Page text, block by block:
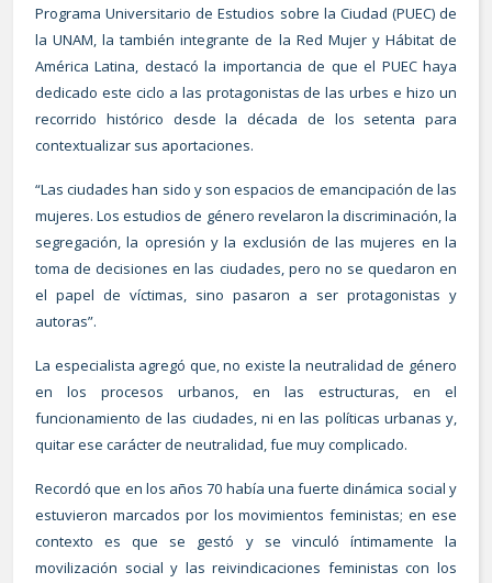
Programa Universitario de Estudios sobre la Ciudad (PUEC) de
la UNAM, la también integrante de la Red Mujer y Hábitat de
América Latina, destacó la importancia de que el PUEC haya
dedicado este ciclo a las protagonistas de las urbes e hizo un
recorrido histórico desde la década de los setenta para
contextualizar sus aportaciones.
“Las ciudades han sido y son espacios de emancipación de las
mujeres. Los estudios de género revelaron la discriminación, la
segregación, la opresión y la exclusión de las mujeres en la
toma de decisiones en las ciudades, pero no se quedaron en
el papel de víctimas, sino pasaron a ser protagonistas y
autoras”.
La especialista agregó que, no existe la neutralidad de género
en los procesos urbanos, en las estructuras, en el
funcionamiento de las ciudades, ni en las políticas urbanas y,
quitar ese carácter de neutralidad, fue muy complicado.
Recordó que en los años 70 había una fuerte dinámica social y
estuvieron marcados por los movimientos feministas; en ese
contexto es que se gestó y se vinculó íntimamente la
movilización social y las reivindicaciones feministas con los